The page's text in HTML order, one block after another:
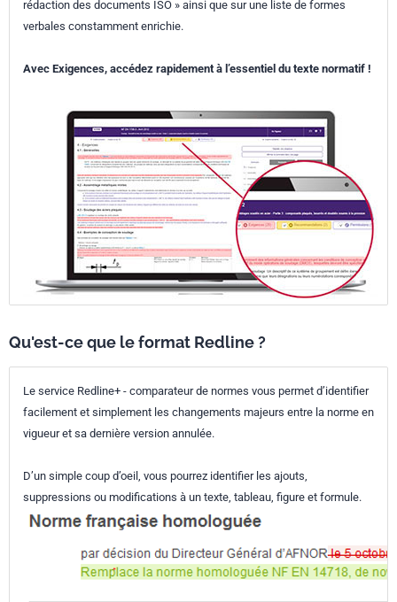
rédaction des documents ISO » ainsi que sur une liste de formes
verbales constamment enrichie.
Avec Exigences, accédez rapidement à l’essentiel du texte normatif !
Qu'est-ce que le format Redline ?
Le service Redline+ - comparateur de normes vous permet d’identifier
facilement et simplement les changements majeurs entre la norme en
vigueur et sa dernière version annulée.
D’un simple coup d’oeil, vous pourrez identifier les ajouts,
suppressions ou modifications à un texte, tableau, figure et formule.